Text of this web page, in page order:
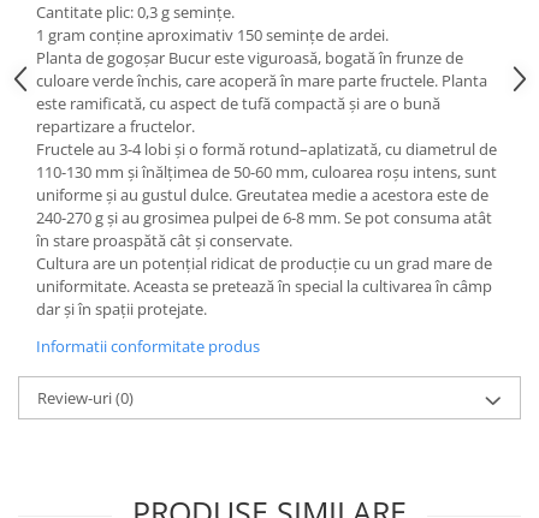
Adapatori
Cuști de transport
Hrană (furaje)
Hrănitori
Suplimente și grituri
Accesorii pentru făcut cuşti
Curatare copite
Accesorii veterinare
Capcane
Aditivi furajeri
Adjuvanți Promedivet
Cantitate plic: 0,3 g semințe.
1 gram conține aproximativ 150 semințe de ardei.
Planta de gogoşar Bucur este viguroasă, bogată în frunze de
culoare verde închis, care acoperă în mare parte fructele. Planta
este ramificată, cu aspect de tufă compactă şi are o bună
repartizare a fructelor.
Fructele au 3-4 lobi şi o formă rotund–aplatizată, cu diametrul de
110-130 mm şi înălţimea de 50-60 mm, culoarea roşu intens, sunt
uniforme şi au gustul dulce. Greutatea medie a acestora este de
240-270 g şi au grosimea pulpei de 6-8 mm. Se pot consuma atât
în stare proaspătă cât şi conservate.
Cultura are un potenţial ridicat de producţie cu un grad mare de
uniformitate. Aceasta se pretează în special la cultivarea în câmp
dar şi în spaţii protejate.
Informatii conformitate produs
Review-uri(0)